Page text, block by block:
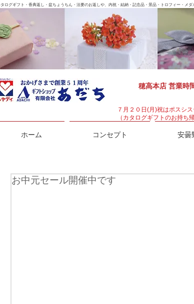
タログギフト・香典返し・盆ちょうちん・法要のお返しや、内祝・結納・記念品・景品・トロフィー・メ
穂高本店 営業
ホーム コンセプト 安曇
７月２０日(月)祝はポスシ
（カタログギフトのお持ち
お中元セール開催中です